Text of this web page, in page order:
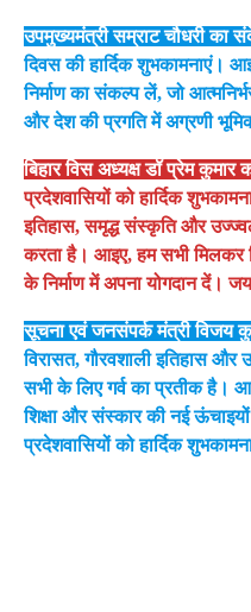
उपमुख्यमंत्री सम्राट चौधरी का
दिवस की हार्दिक शुभकामनाएं।
निर्माण का संकल्प लें, जो
और देश की प्रगति में अग्रणी
बिहार विस अध्यक्ष डॉ प्रेम कुमार
प्रदेशवासियों को हार्दिक
इतिहास, समृद्ध संस्कृति और
करता है। आइए, हम सभी मिलकर
के निर्माण में अपना योगदान दें। जय
सूचना एवं जनसंपर्क मंत्री विजय
विरासत, गौरवशाली इतिहास और
सभी के लिए गर्व का प्रतीक है।
शिक्षा और संस्कार की नई
प्रदेशवासियों को हार्दिक